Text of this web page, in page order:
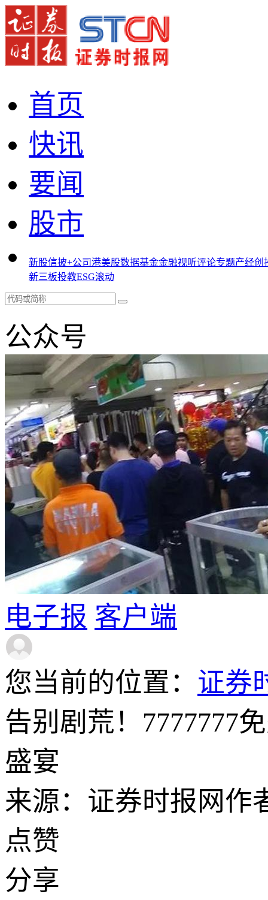
首页
快讯
要闻
股市
新股信披+公司港美股数据基金金融视听评论专题产经创
新三板投教ESG滚动
公众号
电子报 客户端
您当前的位置： 证券
告别剧荒！7777777
盛宴
来源：证券时报网作
点赞
分享